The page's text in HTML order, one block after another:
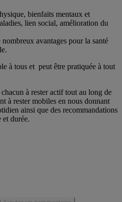
bienfaits mentaux et
lien social, amélioration du
avantages pour la santé
à tous et peut être pratiquée à tout
à rester actif tout au long de
à rester mobiles en nous donnant
ainsi que des recommandations
durée.